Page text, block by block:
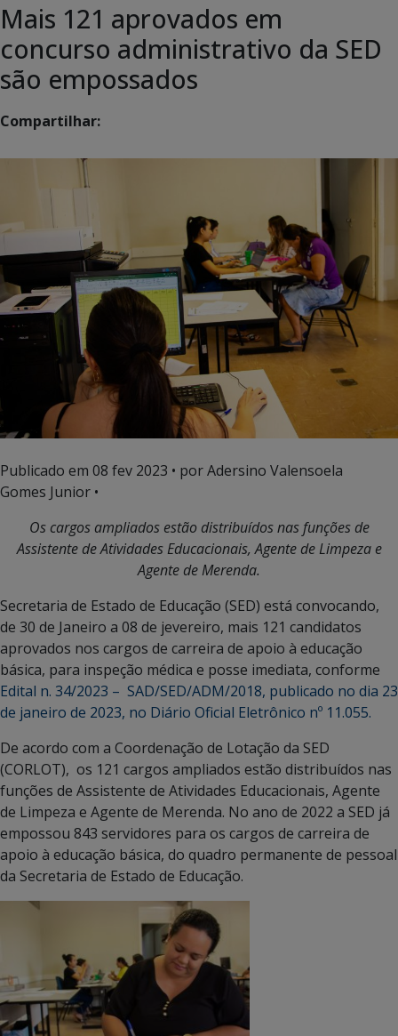
Mais 121 aprovados em
concurso administrativo da SED
são empossados
Compartilhar:
Publicado em 08 fev 2023 • por Adersino Valensoela
Gomes Junior •
Os cargos ampliados estão distribuídos nas funções de
Assistente de Atividades Educacionais, Agente de Limpeza e
Agente de Merenda.
Secretaria de Estado de Educação (SED) está convocando,
de 30 de Janeiro a 08 de jevereiro, mais 121 candidatos
aprovados nos cargos de carreira de apoio à educação
básica, para inspeção médica e posse imediata, conforme
Edital n. 34/2023 – SAD/SED/ADM/2018, publicado no dia 23
de janeiro de 2023, no Diário Oficial Eletrônico nº 11.055.
De acordo com a Coordenação de Lotação da SED
(CORLOT), os 121 cargos ampliados estão distribuídos nas
funções de Assistente de Atividades Educacionais, Agente
de Limpeza e Agente de Merenda. No ano de 2022 a SED já
empossou 843 servidores para os cargos de carreira de
apoio à educação básica, do quadro permanente de pessoal
da Secretaria de Estado de Educação.